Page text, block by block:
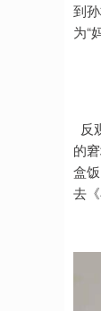
到
为“
反
的
盒
去